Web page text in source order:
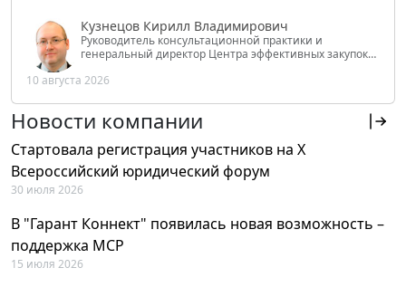
Кузнецов Кирилл Владимирович
Руководитель консультационной практики и
генеральный директор Центра эффективных закупок
РФ
10 августа 2026
Новости компании
Стартовала регистрация участников на X
Всероссийский юридический форум
30 июля 2026
В "Гарант Коннект" появилась новая возможность –
поддержка MCP
15 июля 2026